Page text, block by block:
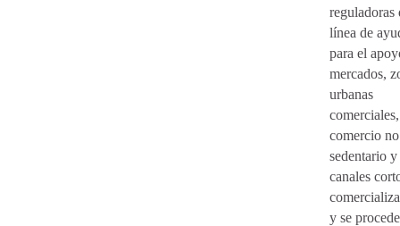
reguladoras
línea de
para el
mercados,
urbanas
comerciales,
comercio no
sedentario y
canales
y se